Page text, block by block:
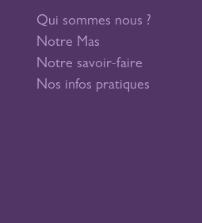
Qui sommes nous ?
Notre Mas
Notre savoir-faire
Nos infos pratiques